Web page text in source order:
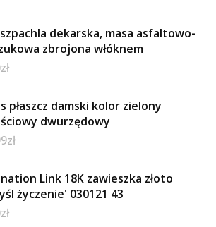
szpachla dekarska, masa asfaltowo-
zbrojona włóknem
zł
płaszcz damski kolor zielony
dwurzędowy
zł
Link 18K zawieszka złoto
życzenie' 030121 43
zł